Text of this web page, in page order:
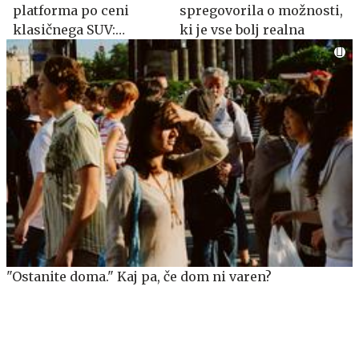
platforma po ceni
klasičnega SUV:
spoznajte MG S5 EV
spregovorila o možnosti,
ki je vse bolj realna
"Ostanite doma." Kaj pa, če dom ni varen?